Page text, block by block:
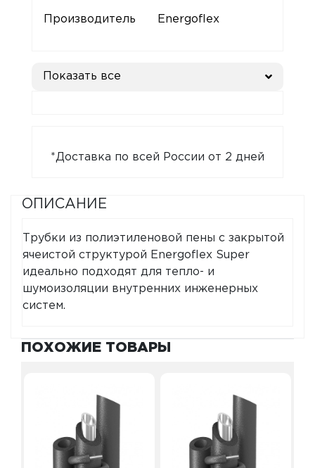
Производитель Energoflex
Показать все
*Доставка по всей России от 2 дней
ОПИСАНИЕ
Трубки из полиэтиленовой пены с закрытой
ячеистой структурой Energoflex Super
идеально подходят для тепло- и
шумоизоляции внутренних инженерных
систем.
ПОХОЖИЕ ТОВАРЫ